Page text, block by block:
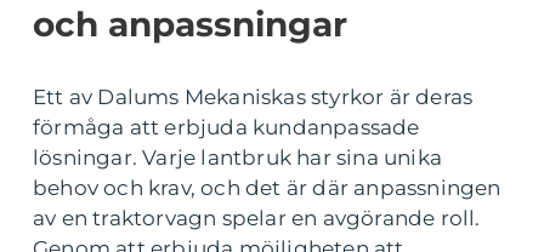
och anpassningar
Ett av Dalums Mekaniskas styrkor är deras
förmåga att erbjuda kundanpassade
lösningar. Varje lantbruk har sina unika
behov och krav, och det är där anpassningen
av en traktorvagn spelar en avgörande roll.